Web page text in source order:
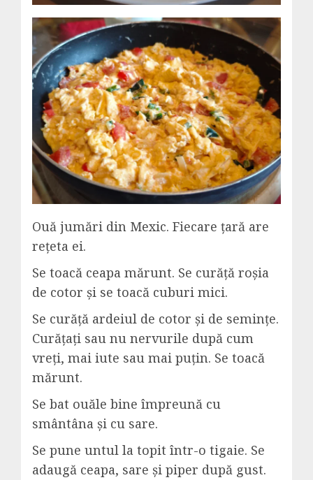
Ouă jumări din Mexic. Fiecare țară are
rețeta ei.
Se toacă ceapa mărunt. Se curăță roșia
de cotor și se toacă cuburi mici.
Se curăță ardeiul de cotor și de semințe.
Curățați sau nu nervurile după cum
vreți, mai iute sau mai puțin. Se toacă
mărunt.
Se bat ouăle bine împreună cu
smântâna și cu sare.
Se pune untul la topit într-o tigaie. Se
adaugă ceapa, sare și piper după gust.